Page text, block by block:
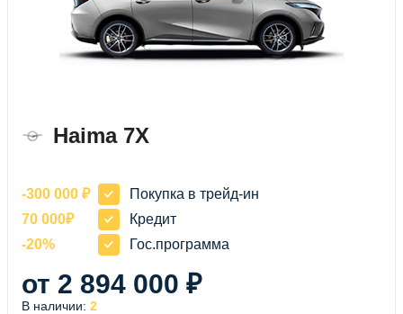
Haima 7X
-300 000 ₽
Покупка в трейд-ин
70 000₽
Кредит
-20%
Гос.программа
от 2 894 000 ₽
В наличии: 2